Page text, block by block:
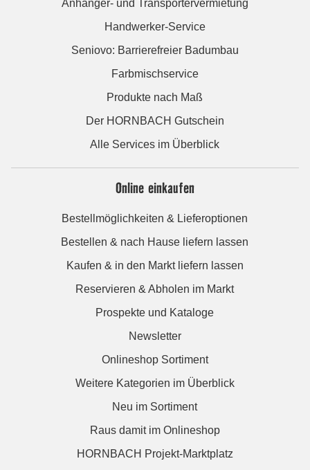
Anhänger- und Transportervermietung
Handwerker-Service
Seniovo: Barrierefreier Badumbau
Farbmischservice
Produkte nach Maß
Der HORNBACH Gutschein
Alle Services im Überblick
Online einkaufen
Bestellmöglichkeiten & Lieferoptionen
Bestellen & nach Hause liefern lassen
Kaufen & in den Markt liefern lassen
Reservieren & Abholen im Markt
Prospekte und Kataloge
Newsletter
Onlineshop Sortiment
Weitere Kategorien im Überblick
Neu im Sortiment
Raus damit im Onlineshop
HORNBACH Projekt-Marktplatz